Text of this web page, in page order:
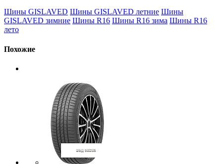
Шины GISLAVED Шины GISLAVED летние Шины
GISLAVED зимние Шины R16 Шины R16 зима Шины R16
лето
Похожие